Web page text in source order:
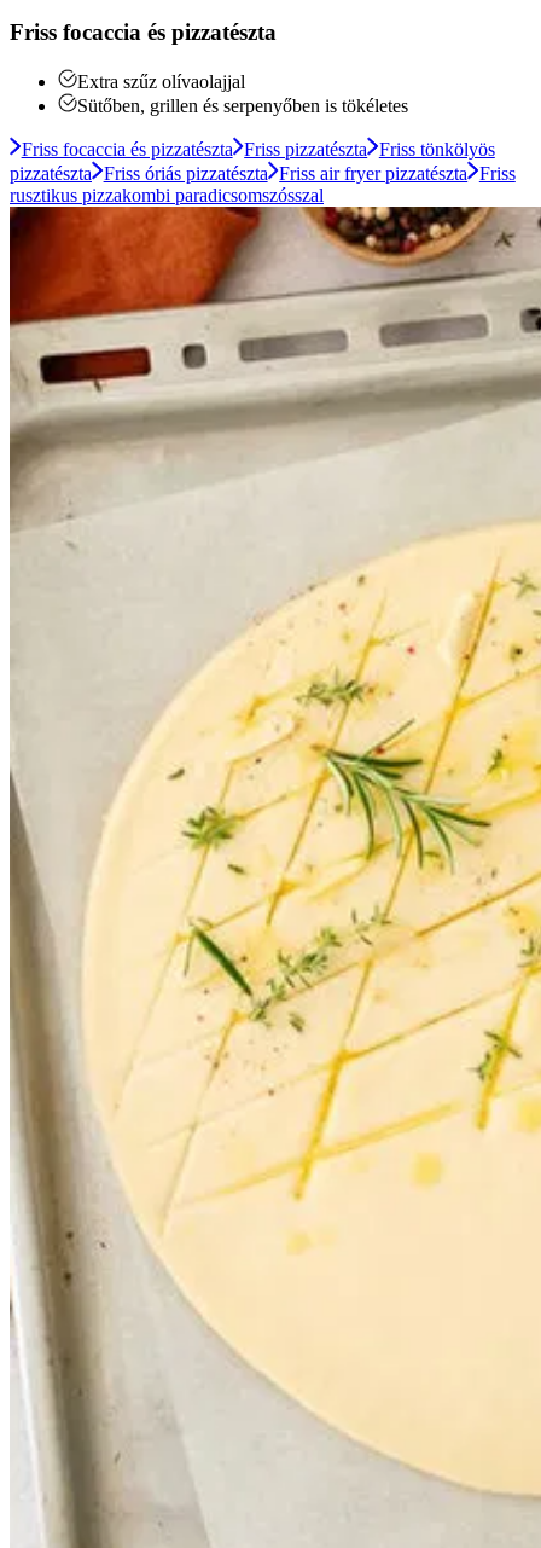
Friss focaccia és pizzatészta
Extra szűz olívaolajjal
Sütőben, grillen és serpenyőben is tökéletes
Friss focaccia és pizzatészta Friss pizzatészta Friss tönkölyös
pizzatészta
Friss óriás pizzatészta Friss air fryer pizzatészta Friss
rusztikus pizzakombi paradicsomszósszal